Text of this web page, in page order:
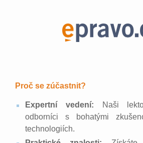
Proč se zúčastnit?
Expertní vedení:
Naši
odborníci s bohatými
technologiích.